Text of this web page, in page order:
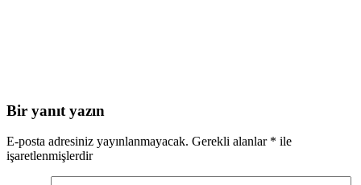
Bir yanıt yazın
E-posta adresiniz yayınlanmayacak. Gerekli alanlar * ile
işaretlenmişlerdir